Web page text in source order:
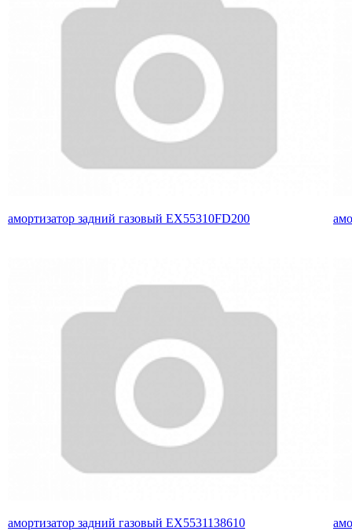
амортизатор задний газовый EX55310FD200
амортизатор задний газовый EX5531138610